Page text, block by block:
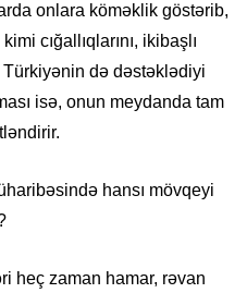
onlara köməklik göstərib,
kimi cığallıqlarını, ikibaşlı
Türkiyənin də dəstəklədiyi
isə, onun meydanda tam
.
hansı mövqeyi
heç zaman hamar, rəvan